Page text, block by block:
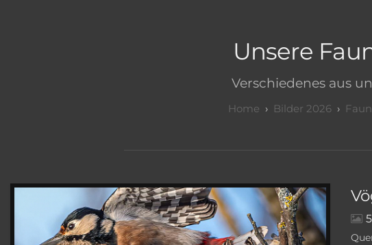
Unsere
Verschiedenes aus
Bilder 2026